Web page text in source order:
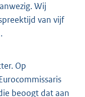
Wij
van vijf
Op
beoogt dat aan